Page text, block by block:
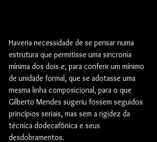
Haveria necessidade de se pensar numa
estrutura que permitisse uma sincronia
mínima dos dois e, para conferir um mínimo
de unidade formal, que se adotasse uma
mesma linha composicional, para o que
Gilberto Mendes sugeriu fossem seguidos
princípios seriais, mas sem a rigidez da
técnica dodecafônica e seus
desdobramentos.